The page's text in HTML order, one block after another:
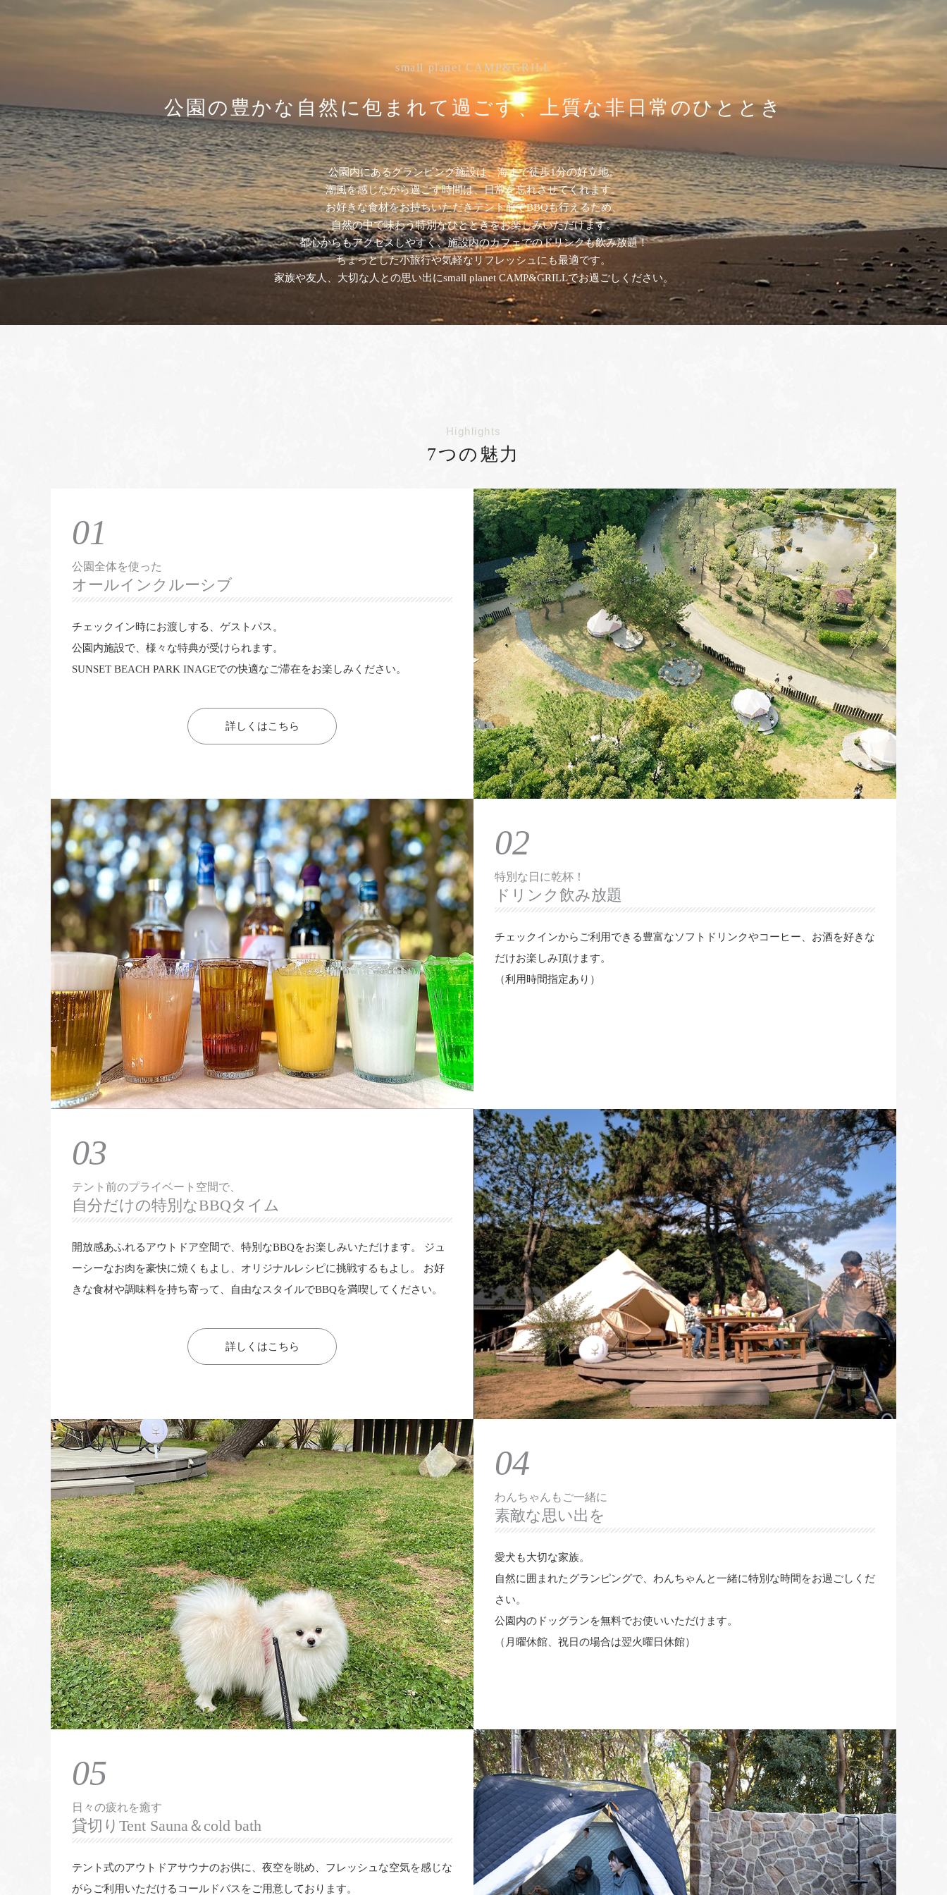
small planet CAMP&GRILL
公園の豊かな自然に包まれて過ごす、上質な非日常のひととき
公園内にあるグランピング施設は、海まで徒歩1分の好立地。
潮風を感じながら過ごす時間は、日常を忘れさせてくれます。
お好きな食材をお持ちいただきテント前でBBQも行えるため、
自然の中で味わう特別なひとときをお楽しみいただけます。
都心からもアクセスしやすく、施設内のカフェでのドリンクも飲み放題！
ちょっとした小旅行や気軽なリフレッシュにも最適です。
家族や友人、大切な人との思い出にsmall planet CAMP&GRILLでお過ごしください。
Highlights
7つの魅力
01
公園全体を使った
オールインクルーシブ
チェックイン時にお渡しする、ゲストパス。
公園内施設で、様々な特典が受けられます。
SUNSET BEACH PARK INAGEでの快適なご滞在をお楽しみください。
詳しくはこちら
02
特別な日に乾杯！
ドリンク飲み放題
チェックインからご利用できる豊富なソフトドリンクやコーヒー、お酒を好きな
だけお楽しみ頂けます。
（利用時間指定あり）
03
テント前のプライベート空間で、
自分だけの特別なBBQタイム
開放感あふれるアウトドア空間で、特別なBBQをお楽しみいただけます。 ジュ
ーシーなお肉を豪快に焼くもよし、オリジナルレシピに挑戦するもよし。 お好
きな食材や調味料を持ち寄って、自由なスタイルでBBQを満喫してください。
詳しくはこちら
04
わんちゃんもご一緒に
素敵な思い出を
愛犬も大切な家族。
自然に囲まれたグランピングで、わんちゃんと一緒に特別な時間をお過ごしくだ
さい。
公園内のドッグランを無料でお使いいただけます。
（月曜休館、祝日の場合は翌火曜日休館）
05
日々の疲れを癒す
貸切りTent Sauna＆cold bath
テント式のアウトドアサウナのお供に、夜空を眺め、フレッシュな空気を感じな
がらご利用いただけるコールドバスをご用意しております。